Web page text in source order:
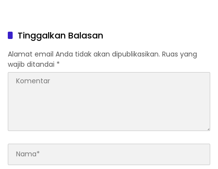
Tinggalkan Balasan
Alamat email Anda tidak akan dipublikasikan. Ruas yang
wajib ditandai *